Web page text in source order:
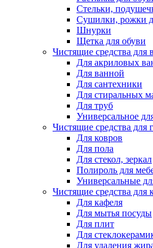
Стельки,
Сушилки, рожки
Шнурки
Щетка для обуви
Чистящие средства для
Для акриловых
Для ванной
Для сантехники
Для стиральных
Для труб
Универсальное
Чистящие средства для
Для ковров
Для пола
Для стекол, зеркал
Полироль для
Универсальные
Чистящие средства для
Для кафеля
Для мытья посуды
Для плит
Для
Для удаления